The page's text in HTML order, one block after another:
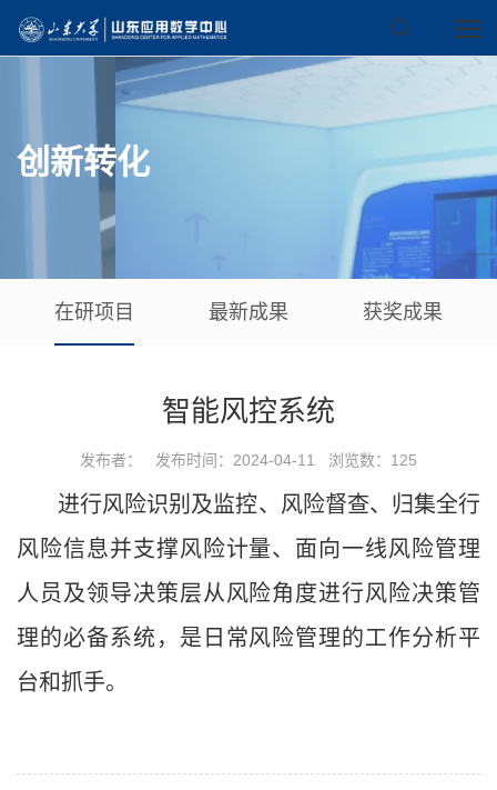
创新转化
在研项目 最新成果 获奖成果
智能风控系统
发布者： 发布时间：2024-04-11 浏览数： 125
进行风险识别及监控、风险督查、归集全行
风险信息并支撑风险计量、面向一线风险管理
人员及领导决策层从风险角度进行风险决策管
理的必备系统，是日常风险管理的工作分析平
台和抓手。